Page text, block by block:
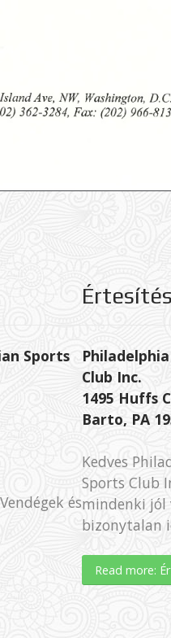
Sports
és
Értesítés
Club Inc.
1495 Huffs
Barto, PA
Kedves
Sports Club
mindenki jól
bizonytalan
Read more: